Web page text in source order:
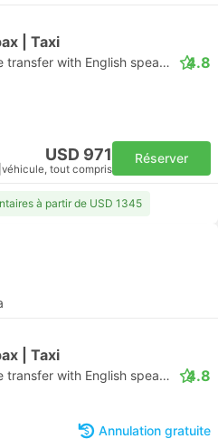
| Taxi
Daytrip private transfer with English speaking driver 4.8
USD 971
véhicule, tout compris
Réserver
à partir de USD 1345
| Taxi
Daytrip private transfer with English speaking driver 4.8
Annulation gratuite